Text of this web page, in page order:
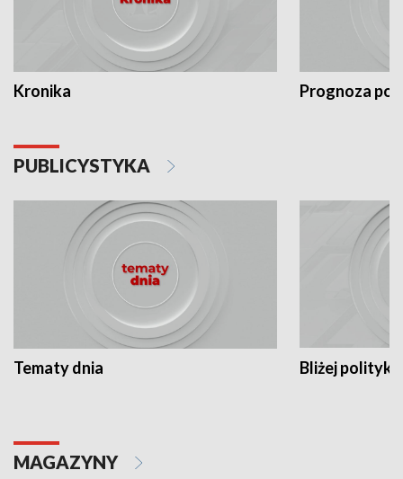
Kronika Prognoza
PUBLICYSTYKA
Tematy dnia Bliżej polityki
MAGAZYNY